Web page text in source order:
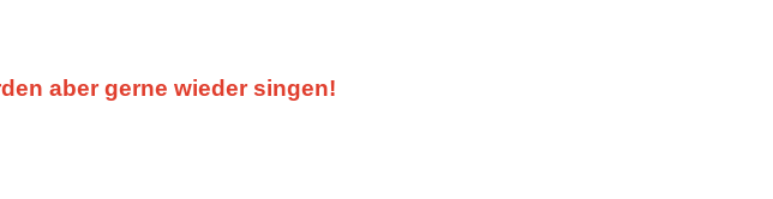
aber gerne wieder singen!